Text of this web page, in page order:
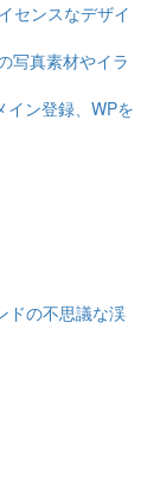
センスなデザイ
写真素材やイラ
イン登録、WPを
ドの不思議な渓